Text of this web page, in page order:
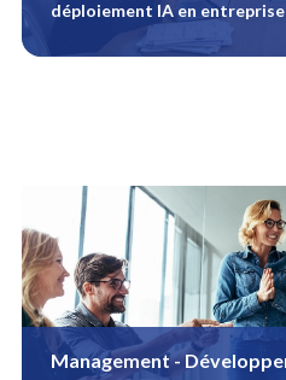
déploiement IA en entreprise
Management -